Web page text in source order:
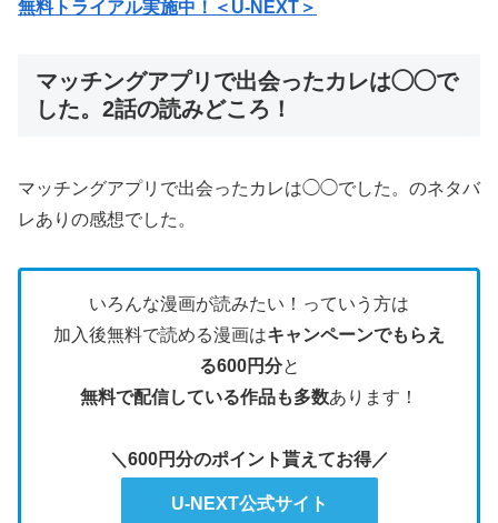
無料トライアル実施中！＜U-NEXT＞
マッチングアプリで出会ったカレは◯◯で
した。2話の読みどころ！
マッチングアプリで出会ったカレは◯◯でした。のネタバ
レありの感想でした。
いろんな漫画が読みたい！っていう方は
加入後無料で読める漫画はキャンペーンでもらえ
る600円分と
無料で配信している作品も多数あります！
＼600円分のポイント貰えてお得／
U-NEXT公式サイト